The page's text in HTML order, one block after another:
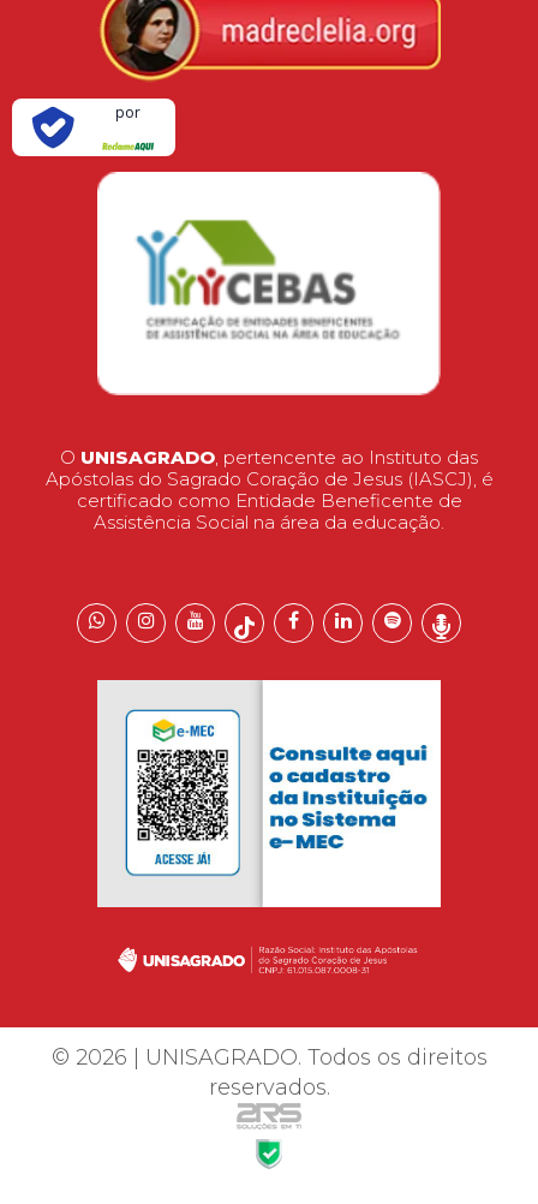
por
O UNISAGRADO, pertencente ao Instituto das
Apóstolas do Sagrado Coração de Jesus (IASCJ), é
certificado como Entidade Beneficente de
Assistência Social na área da educação.
© 2026 | UNISAGRADO. Todos os direitos
reservados.